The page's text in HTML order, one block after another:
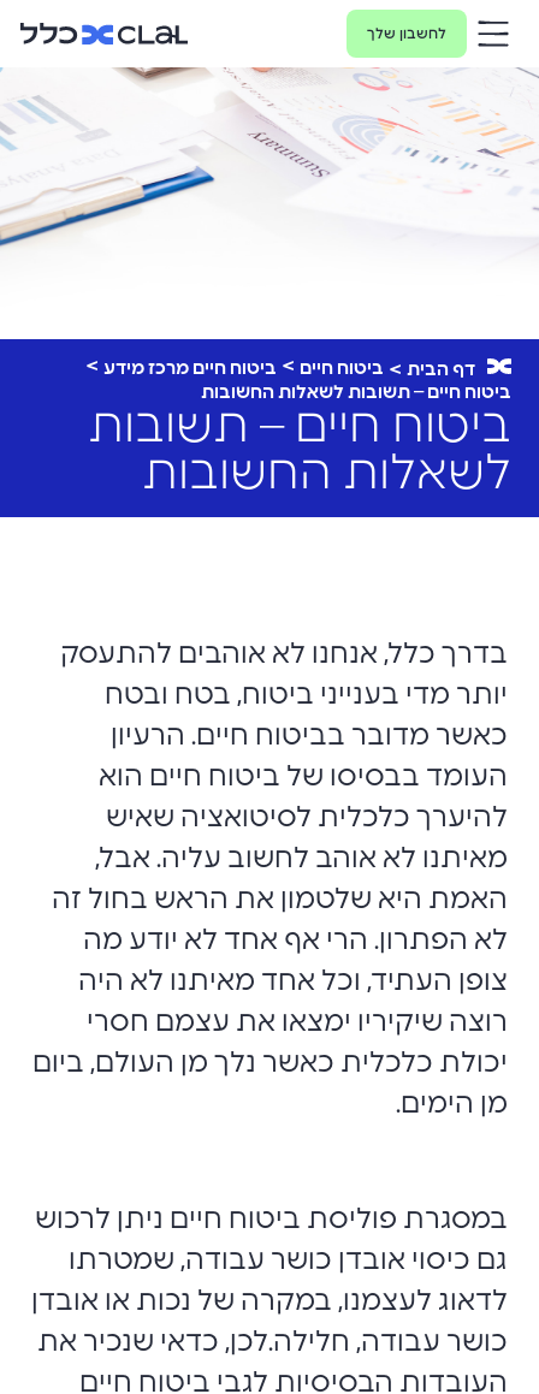
לחשבון שלך
דף הבית ביטוח חיים
ביטוח חיים מרכז מידע
ביטוח חיים – תשובות לשאלות החשובות
ביטוח חיים – תשובות
לשאלות החשובות
בדרך כלל, אנחנו לא אוהבים להתעסק
יותר מדי בענייני ביטוח, בטח ובטח
כאשר מדובר בביטוח חיים. הרעיון
העומד בבסיסו של ביטוח חיים הוא
להיערך כלכלית לסיטואציה שאיש
מאיתנו לא אוהב לחשוב עליה. אבל,
האמת היא שלטמון את הראש בחול זה
לא הפתרון. הרי אף אחד לא יודע מה
צופן העתיד, וכל אחד מאיתנו לא היה
רוצה שיקיריו ימצאו את עצמם חסרי
יכולת כלכלית כאשר נלך מן העולם, ביום
מן הימים.
במסגרת פוליסת ביטוח חיים ניתן לרכוש
גם כיסוי אובדן כושר עבודה, שמטרתו
לדאוג לעצמנו, במקרה של נכות או אובדן
כושר עבודה, חלילה.לכן, כדאי שנכיר את
העובדות הבסיסיות לגבי ביטוח חיים